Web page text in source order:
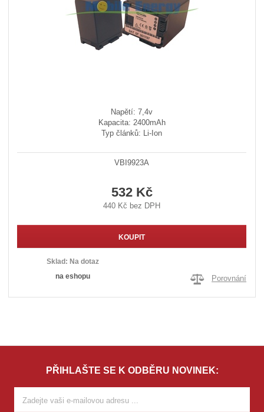
Napětí: 7,4v
Kapacita: 2400mAh
Typ článků: Li-Ion
VBI9923A
532 Kč
440 Kč bez DPH
KOUPIT
Sklad: Na dotaz
na eshopu
Porovnání
PŘIHLAŠTE SE K ODBĚRU NOVINEK: